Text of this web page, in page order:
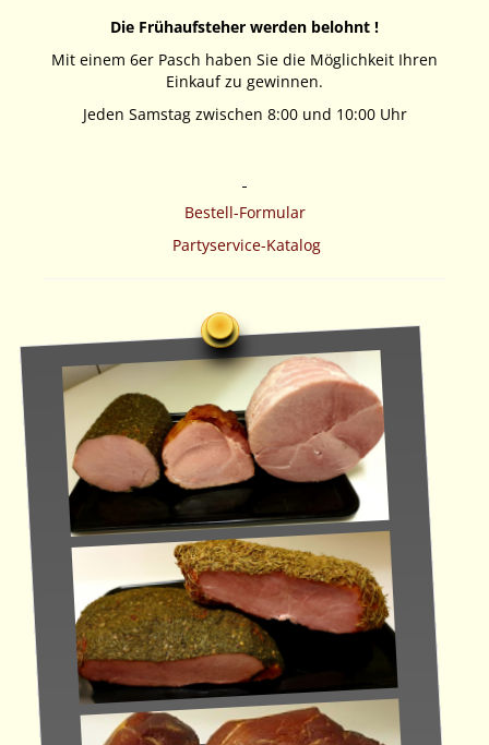
Die Frühaufsteher werden belohnt !
Mit einem 6er Pasch haben Sie die Möglichkeit Ihren
Einkauf zu gewinnen.
Jeden Samstag zwischen 8:00 und 10:00 Uhr
Bestell-Formular
Partyservice-Katalog